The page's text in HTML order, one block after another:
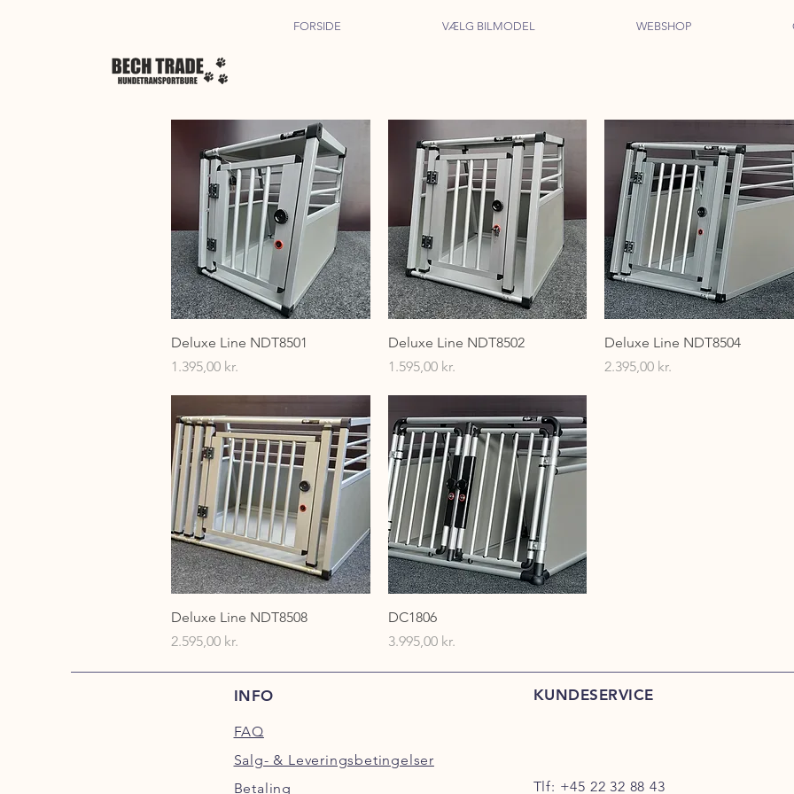
FORSIDE VÆLG BILMODEL WEBSHOP
Hurtigvisning
Deluxe Line NDT8501
Pris
1.395,00 kr.
Hurtigvisning
Deluxe Line NDT8502
Pris
1.595,00 kr.
Hurtigvisning
Deluxe Line NDT8504
Pris
2.395,00 kr.
Hurtigvisning
Deluxe Line NDT8508
Pris
2.595,00 kr.
DC1806
Pris
3.995,00 kr.
INFO
FAQ
Salg- & Leveringsbetingelser
Betaling
KUNDESERVICE
Tlf: +45 22 32 88 43